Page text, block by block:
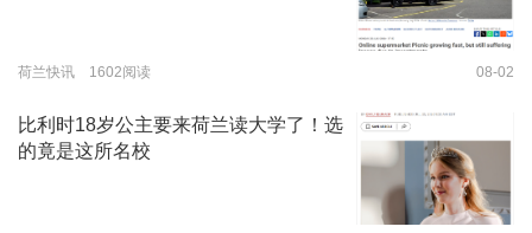
荷兰快讯 1602阅读 08-02
比利时18岁公主要来荷兰读大学了！选
的竟是这所名校